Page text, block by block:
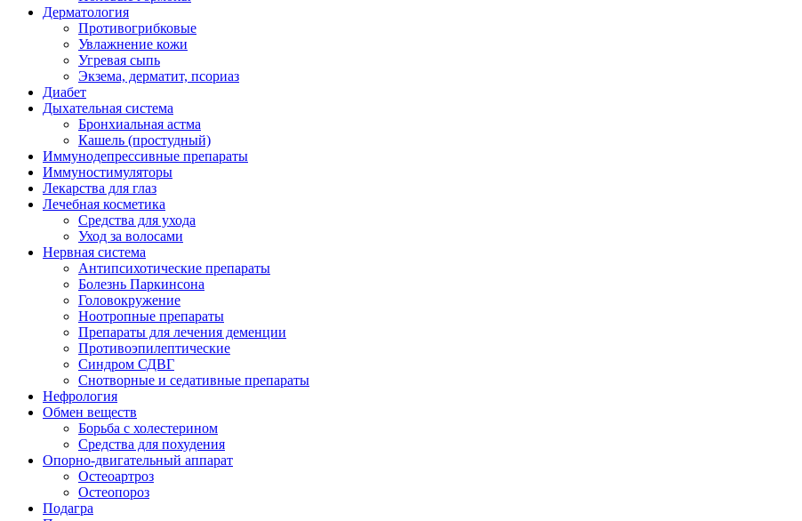
Дерматология
Противогрибковые
Увлажнение кожи
Угревая сыпь
Экзема, дерматит, псориаз
Диабет
Дыхательная система
Бронхиальная астма
Кашель (простудный)
Иммунодепрессивные препараты
Иммуностимуляторы
Лекарства для глаз
Лечебная косметика
Средства для ухода
Уход за волосами
Нервная система
Антипсихотические препараты
Болезнь Паркинсона
Головокружение
Ноотропные препараты
Препараты для лечения деменции
Противоэпилептические
Синдром СДВГ
Снотворные и седативные препараты
Нефрология
Обмен веществ
Борьба с холестерином
Средства для похудения
Опорно-двигательный аппарат
Остеоартроз
Остеопороз
Подагра